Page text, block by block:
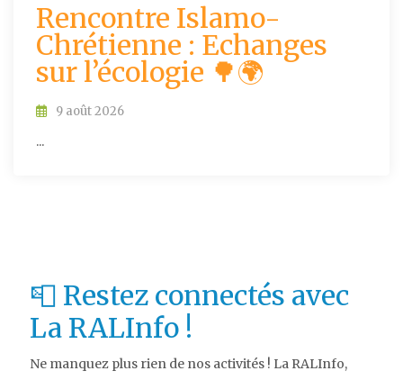
Rencontre Islamo-
Chrétienne : Echanges
sur l’écologie 🌳🌍
9 août 2026
...
📮 Restez connectés avec
La RALInfo !
Ne manquez plus rien de nos activités ! La RALInfo,